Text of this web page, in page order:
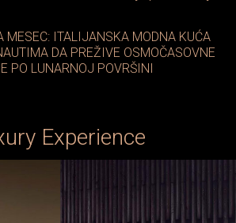
MESEC: ITALIJANSKA MODNA KUĆA
DA PREŽIVE OSMOČASOVNE
PO LUNARNOJ POVRŠINI
Experience